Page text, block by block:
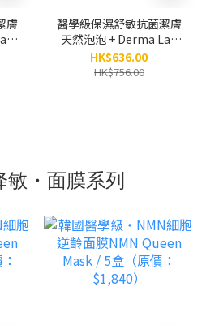
膚
醫學級保濕舒敏抗菌潔膚
天然泡泡 + Derma Lab
韓國保養級 泡沫潔面乳
（原價$756）
HK$636.00
HK$756.00
敏・面膜系列